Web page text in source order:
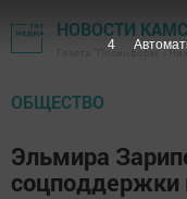
НОВОСТИ
Газета "Посинформ" -
ОБЩЕСТВО
Эльмира
3